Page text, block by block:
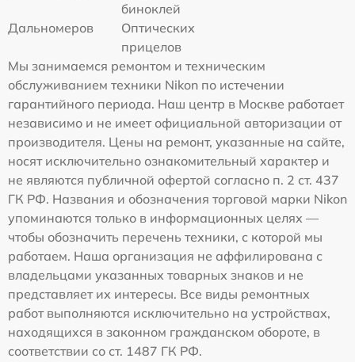
биноклей
Дальномеров
Оптических
прицелов
Мы занимаемся ремонтом и техническим
обслуживанием техники Nikon по истечении
гарантийного периода. Наш центр в Москве работает
независимо и не имеет официальной авторизации от
производителя. Цены на ремонт, указанные на сайте,
носят исключительно ознакомительный характер и
не являются публичной офертой согласно п. 2 ст. 437
ГК РФ. Названия и обозначения торговой марки Nikon
упоминаются только в информационных целях —
чтобы обозначить перечень техники, с которой мы
работаем. Наша организация не аффилирована с
владельцами указанных товарных знаков и не
представляет их интересы. Все виды ремонтных
работ выполняются исключительно на устройствах,
находящихся в законном гражданском обороте, в
соответствии со ст. 1487 ГК РФ.